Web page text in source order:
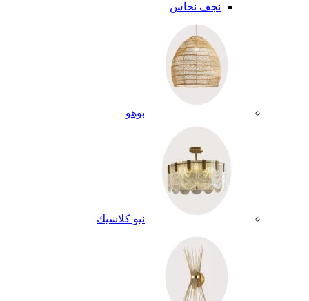
نجف نحاس
بوهو
نيو كلاسيك